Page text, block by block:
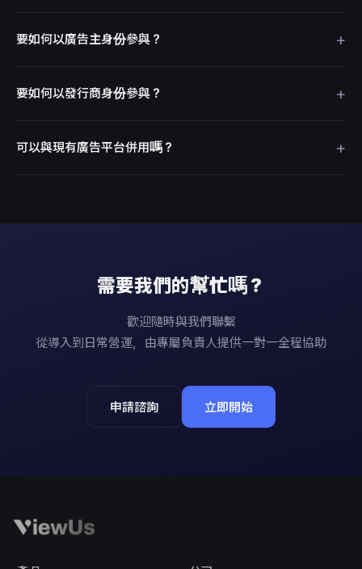
要如何以廣告主身份參與？ +
要如何以發行商身份參與？ +
可以與現有廣告平台併用嗎？ +
需要我們的幫忙嗎？
歡迎隨時與我們聯繫
從導入到日常營運，由專屬負責人提供一對一全程協助
申請諮詢 立即開始